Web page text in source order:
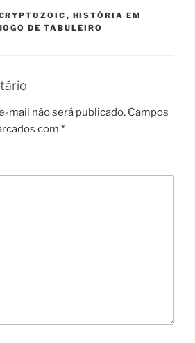
, HISTÓRIA EM
DE TABULEIRO
mail não será publicado. Campos
com *